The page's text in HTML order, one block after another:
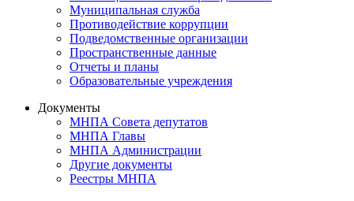
Муниципальная служба
Противодействие коррупции
Подведомственные организации
Пространственные данные
Отчеты и планы
Образовательные учреждения
Документы
МНПА Совета депутатов
МНПА Главы
МНПА Администрации
Другие документы
Реестры МНПА